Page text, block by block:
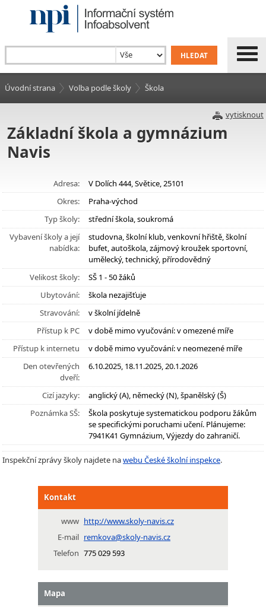
Úvodní strana Volba podle školy Škola
vytisknout
Základní škola a gymnázium
Navis
Adresa:
V Dolích 444, Světice, 25101
Okres:
Praha-východ
Typ školy:
střední škola, soukromá
Vybavení školy a její
nabídka:
studovna, školní klub, venkovní hřiště, školní
bufet, autoškola, zájmový kroužek sportovní,
umělecký, technický, přírodovědný
Velikost školy:
SŠ 1 - 50 žáků
Ubytování:
škola nezajišťuje
Stravování:
v školní jídelně
Přístup k PC
v době mimo vyučování: v omezené míře
Přístup k internetu
v době mimo vyučování: v neomezené míře
Den otevřených
dveří:
6.10.2025, 18.11.2025, 20.1.2026
Cizí jazyky:
anglický (A), německý (N), španělský (Š)
Poznámka SŠ:
Škola poskytuje systematickou podporu žákům
se specifickými poruchami učení. Plánujeme:
7941K41 Gymnázium, Výjezdy do zahraničí.
Inspekční zprávy školy najdete nawebu České školní inspekce.
Kontakt
www http://www.skoly-navis.cz
E-mail remkova@skoly-navis.cz
Telefon 775 029 593
Mapa